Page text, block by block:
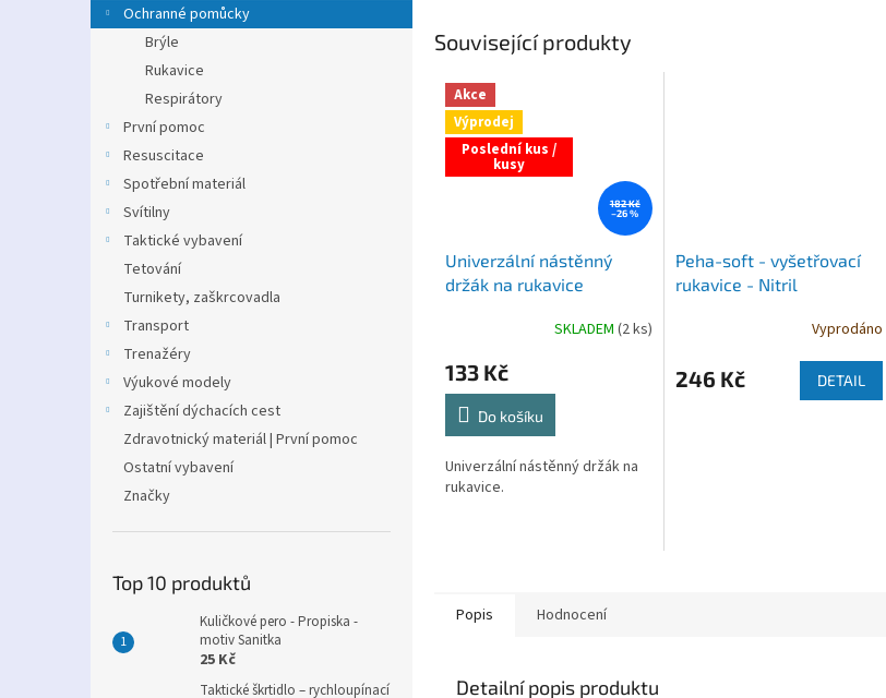
Ochranné pomůcky
Brýle
Rukavice
Respirátory
První pomoc
Resuscitace
Spotřební materiál
Svítilny
Taktické vybavení
Tetování
Turnikety, zaškrcovadla
Transport
Trenažéry
Výukové modely
Zajištění dýchacích cest
Zdravotnický materiál | První pomoc
Ostatní vybavení
Značky
Top 10 produktů
Kuličkové pero - Propiska -
motiv Sanitka
25 Kč
Taktické škrtidlo – rychloupínací
Související produkty
Akce
Výprodej
Poslední kus /
kusy
182 Kč
–26 %
Univerzální nástěnný
držák na rukavice
SKLADEM (2 ks)
133 Kč
Do košíku
Univerzální nástěnný držák na
rukavice.
Peha-soft - vyšetřovací
rukavice - Nitril
Vyprodáno
246 Kč DETAIL
Popis Hodnocení
Detailní popis produktu